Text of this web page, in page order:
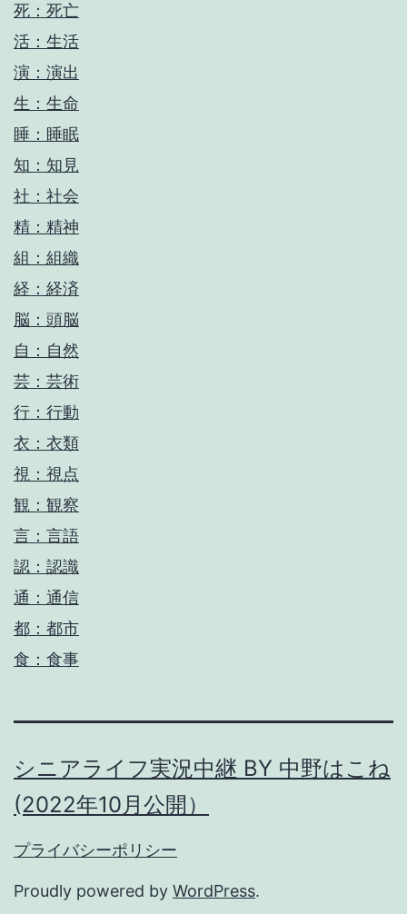
死：死亡
活：生活
演：演出
生：生命
睡：睡眠
知：知見
社：社会
精：精神
組：組織
経：経済
脳：頭脳
自：自然
芸：芸術
行：行動
衣：衣類
視：視点
観：観察
言：言語
認：認識
通：通信
都：都市
食：食事
シニアライフ実況中継 BY 中野はこね
(2022年10月公開）
プライバシーポリシー
Proudly powered by WordPress.